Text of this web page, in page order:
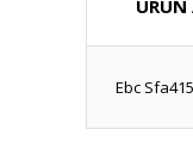
ÜRÜN
Ebc